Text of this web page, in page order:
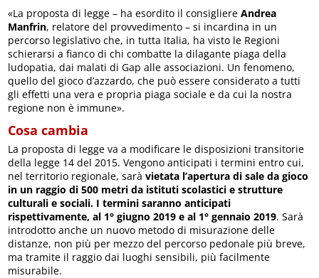
«La proposta di legge – ha esordito il consigliereAndrea
Manfrin, relatore del provvedimento – si incardina in un
percorso legislativo che, in tutta Italia, ha visto le Regioni
schierarsi a fianco di chi combatte la dilagante piaga della
ludopatia, dai malati di Gap alle associazioni. Un fenomeno,
quello del gioco d’azzardo, che può essere considerato a tutti
gli effetti una vera e propria piaga sociale e da cui la nostra
regione non è immune».
Cosa cambia
La proposta di legge va a modificare le disposizioni transitorie
della legge 14 del 2015. Vengono anticipati i termini entro cui,
nel territorio regionale, saràvietata l’apertura di sale da gioco
in un raggio di 500 metri da istituti scolastici e strutture
culturali e sociali. I termini saranno anticipati
rispettivamente, al 1° giugno 2019 e al 1° gennaio 2019. Sarà
introdotto anche un nuovo metodo di misurazione delle
distanze, non più per mezzo del percorso pedonale più breve,
ma tramite il raggio dai luoghi sensibili, più facilmente
misurabile.